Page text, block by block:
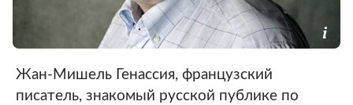
Жан-Мишель Генассия, французский
писатель, знакомый русской публике по